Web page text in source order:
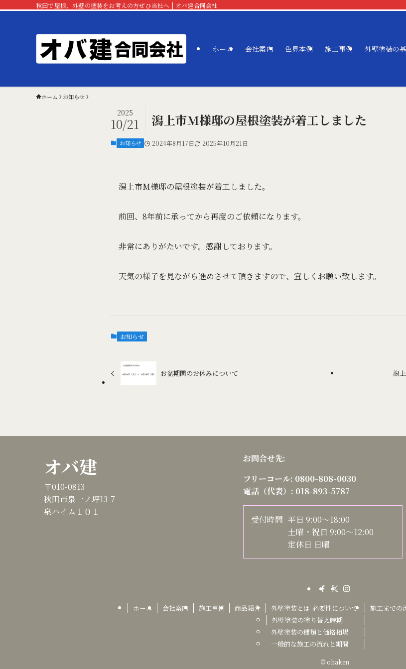
秋田で屋根、外壁の塗装をお考えの方ぜひ当社へ | オバ建合同会社
ホーム 会社案内 色見本例 施工事例 外壁塗装の
ホーム お知らせ
潟上市M様邸の屋根塗装が着工しました
2025
10/21
お知らせ 2024年8月17日 2025年10月21日
潟上市M様邸の屋根塗装が着工しました。
前回、8年前に承ってから再度のご依頼になります。
非常にありがたいです。感謝しております。
天気の様子を見ながら進めさせて頂きますので、宜しくお願い致します。
お知らせ
お盆期間のお休みについて 潟
オバ建
〒010-0813
秋田市泉一ノ坪13-7
泉ハイム１０１
お問合せ先:
フリーコール: 0800-808-0030
電話（代表）: 018-893-5787
受付時間 平日 9:00～18:00
土曜・祝日 9:00～12:00
定休日 日曜
ホーム 会社案内 施工事例 商品紹介
外壁塗装とは-必要性について-
外壁塗装の塗り替え時期
外壁塗装の種類と価格相場
一般的な施工の流れと期間
施工までの
© obaken